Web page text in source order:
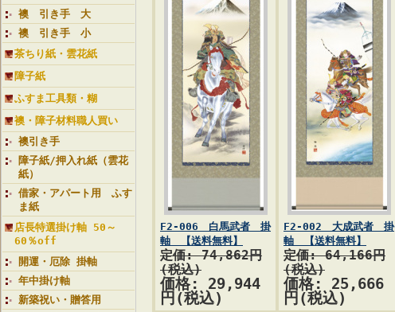
襖 引き手 大
襖 引き手 小
茶ちり紙・雲花紙
障子紙
ふすま工具類・糊
襖・障子材料職人買い
襖引き手
障子紙/押入れ紙（雲花
紙）
借家・アパート用 ふす
ま紙
店長特選掛け軸 50～
60％off
開運・厄除 掛軸
年中掛け軸
新築祝い・贈答用
F2-006 白馬武者 掛
軸 【送料無料】
定価: 74,862円
(税込)
価格: 29,944
円(税込)
F2-002 大成武者 掛
軸 【送料無料】
定価: 64,166円
(税込)
価格: 25,666
円(税込)